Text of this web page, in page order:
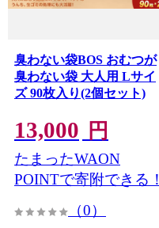
臭わない袋BOS おむつが
臭わない袋 大人用 Lサイ
ズ 90枚入り(2個セット)
13,000 円
たまったWAON
POINTで寄附できる！
（0）